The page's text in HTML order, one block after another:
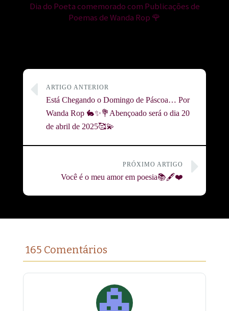
Dia do Poeta comemorado com Publicações de
Poemas de Wanda Rop 🌹
ARTIGO ANTERIOR
Está Chegando o Domingo de Páscoa… Por
Wanda Rop 🐇✨💐Abençoado será o dia 20
de abril de 2025🥰💫
PRÓXIMO ARTIGO
Você é o meu amor em poesia📚🖋️❤️
165 Comentários